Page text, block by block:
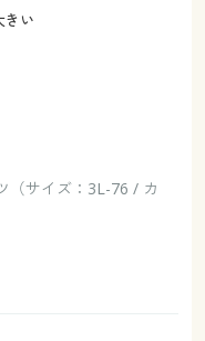
きい
（サイズ：3L-76 / カ